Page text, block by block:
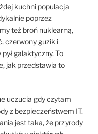
kuchni populacja
poprzez
też broń nuklearną,
czerwony guzik i
galaktyczny. To
jak przedstawia to
uczucia gdy czytam
z bezpieczeństwem IT.
jest taka, że przyrody